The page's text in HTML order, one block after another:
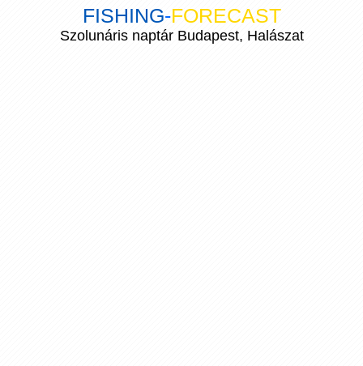
FISHING-FORECAST
Szolunáris naptár Budapest, Halászat